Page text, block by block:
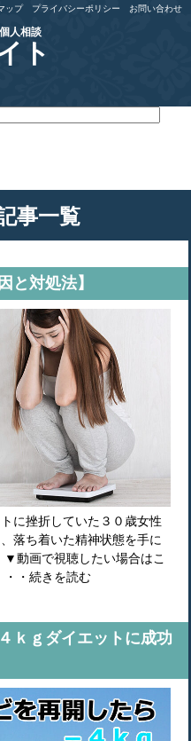
ップ プライバシーポリシー お問い合わせ
人相談
ト
事一覧
と対処法】
に挫折していた３０歳女性
落ち着いた精神状態を手に
▼動画で視聴したい場合はこ
・・続きを読む
ｋｇダイエットに成功